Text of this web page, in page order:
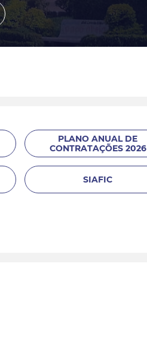
PLANO ANUAL DE
CONTRATAÇÕES 2026
SIAFIC